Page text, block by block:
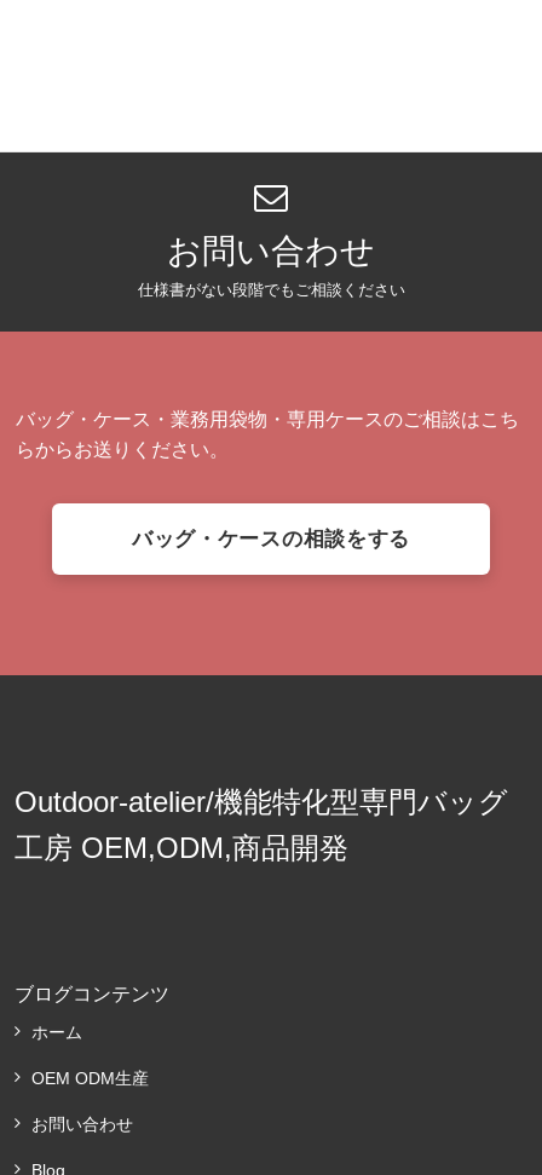
お問い合わせ
仕様書がない段階でもご相談ください
バッグ・ケース・業務用袋物・専用ケースのご相談はこち
らからお送りください。
バッグ・ケースの相談をする
Outdoor-atelier/機能特化型専門バッグ
工房 OEM,ODM,商品開発
ブログコンテンツ
ホーム
OEM ODM生産
お問い合わせ
Blog